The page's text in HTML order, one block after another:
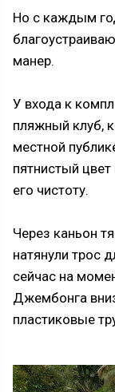
Но с каждым
манер.
У входа к
пляжный клуб,
местной
пятнистый
его чистоту.
Через каньон
натянули трос
сейчас на
Джембонга
пластиковые